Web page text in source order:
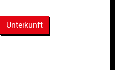
Unterkunft